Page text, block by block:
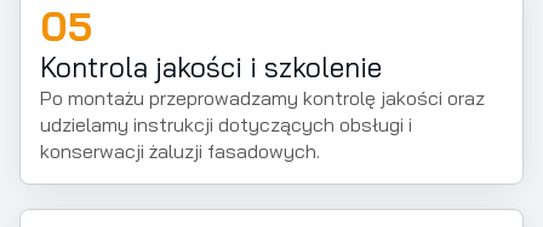
05
Kontrola jakości i szkolenie
Po montażu przeprowadzamy kontrolę jakości oraz
udzielamy instrukcji dotyczących obsługi i
konserwacji żaluzji fasadowych.